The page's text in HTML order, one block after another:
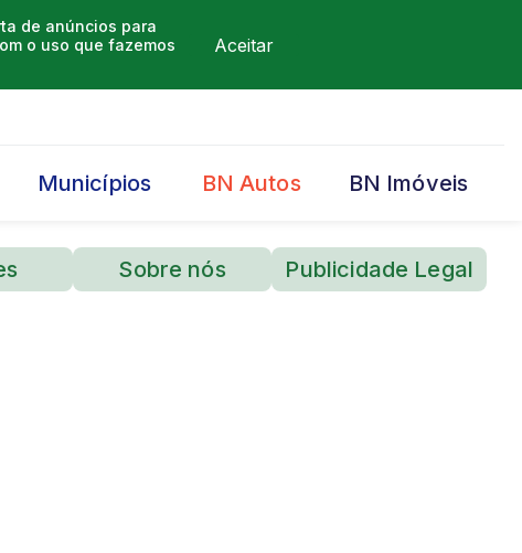
de anúncios para
o uso que fazemos
Aceitar
Municípios BN Autos BN Imóveis
Sobre nós Publicidade Legal